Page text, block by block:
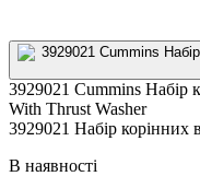
3929021 Cummins Набір
With Thrust Washer
3929021 Набір корінних
В наявності